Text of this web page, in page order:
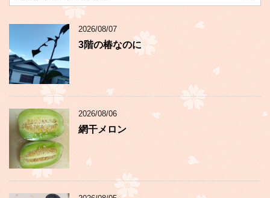
2026/08/07
3階の椿なのに
2026/08/06
網干メロン